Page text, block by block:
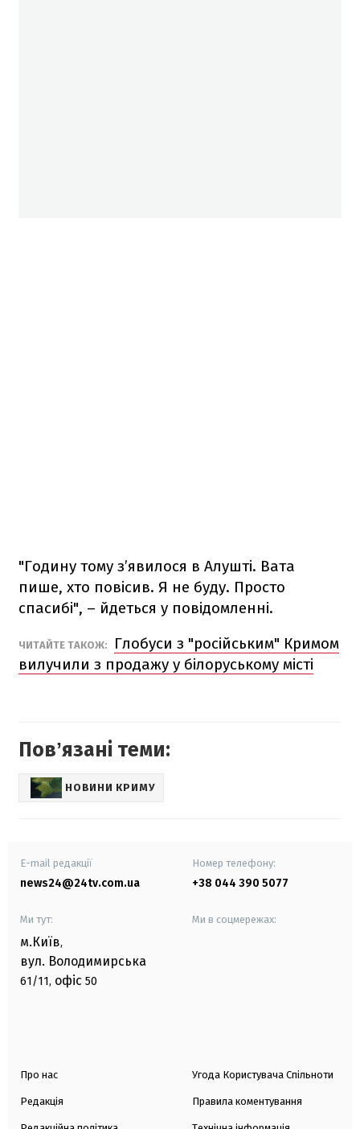
"Годину тому з’явилося в Алушті. Вата
пише, хто повісив. Я не буду. Просто
спасибі", – йдеться у повідомленні.
ЧИТАЙТЕ ТАКОЖ:
Глобуси з "російським" Кримом
вилучили з продажу у білоруському місті
Повʼязані теми:
НОВИНИ КРИМУ
E-mail редакції
news24@24tv.com.ua
Номер телефону:
+38 044 390 5077
Ми тут:
м.Київ,
вул. Володимирська
61/11, офіс 50
Ми в соцмережах:
Про нас
Редакція
Угода Користувача Спільноти
Правила коментування